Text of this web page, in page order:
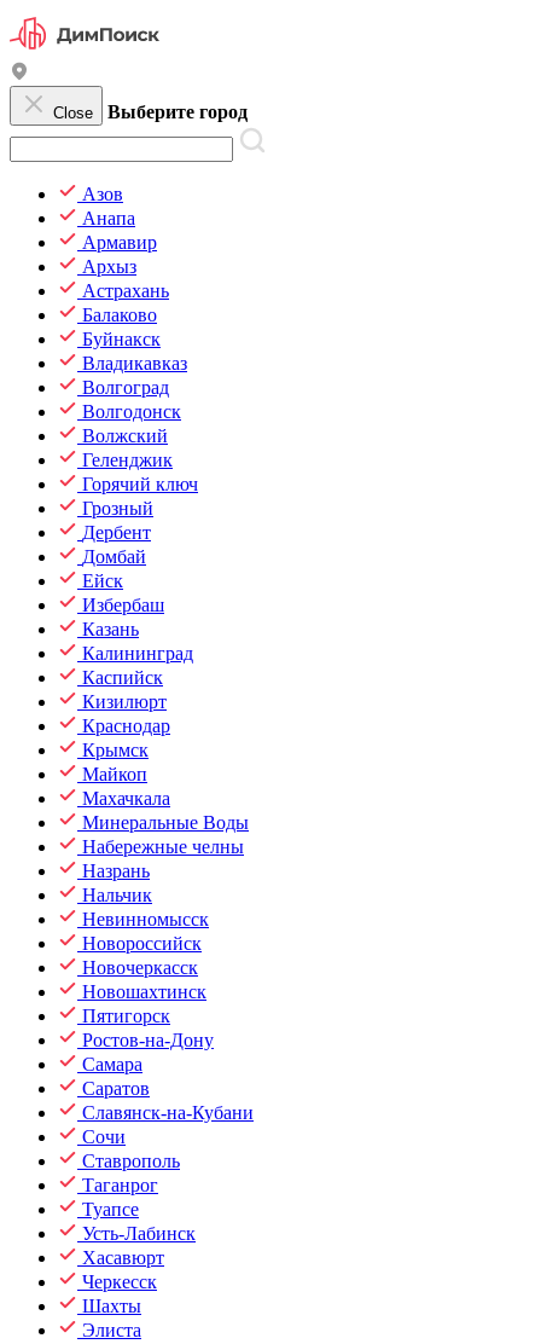
Close Выберите город
Азов
Анапа
Армавир
Архыз
Астрахань
Балаково
Буйнакск
Владикавказ
Волгоград
Волгодонск
Волжский
Геленджик
Горячий ключ
Грозный
Дербент
Домбай
Ейск
Избербаш
Казань
Калининград
Каспийск
Кизилюрт
Краснодар
Крымск
Майкоп
Махачкала
Минеральные Воды
Набережные челны
Назрань
Нальчик
Невинномысск
Новороссийск
Новочеркасск
Новошахтинск
Пятигорск
Ростов-на-Дону
Самара
Саратов
Славянск-на-Кубани
Сочи
Ставрополь
Таганрог
Туапсе
Усть-Лабинск
Хасавюрт
Черкесск
Шахты
Элиста